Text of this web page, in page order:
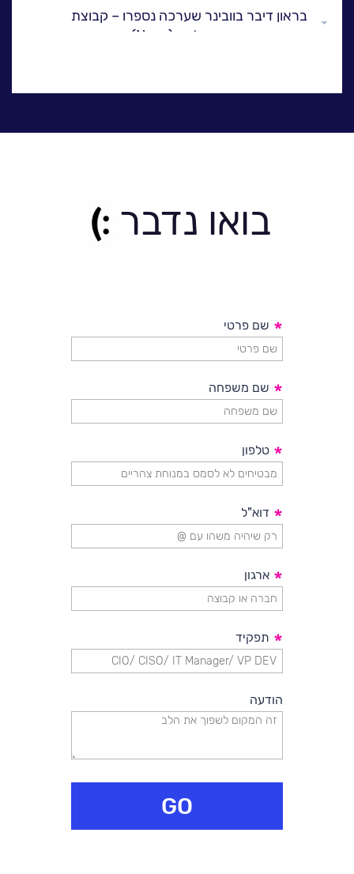
בראון דיבר בוובינר שערכה נספרו – קבוצת
פתרונות התוכנה של נס (Ness) שהתקיים
בעשור הקודם את מוצרי אבטחת המידע
משתמש מיטבית, ניהול קל, רמת אבטחת מידע
גבוהה ועבודה מרחוק בצורה פשוטה ובלא
גלול
בואו נדבר
שם פרטי *
שם משפחה *
טלפון *
דוא"ל *
ארגון *
תפקיד *
הודעה
GO